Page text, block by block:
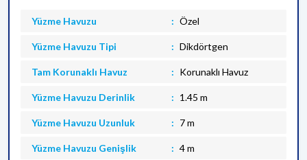
Yüzme Havuzu Özel
Yüzme Havuzu Tipi Dikdörtgen
Tam Korunaklı Havuz Korunaklı Havuz
Yüzme Havuzu Derinlik 1.45 m
Yüzme Havuzu Uzunluk 7 m
Yüzme Havuzu Genişlik 4 m